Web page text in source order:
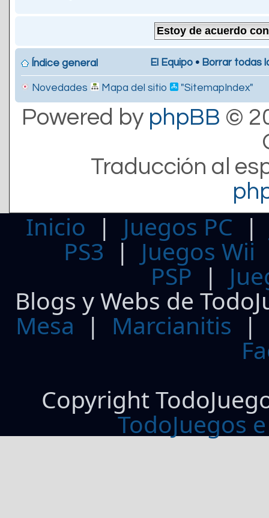
Índice general El Equipo • Borrar todas
Novedades Mapa del sitio "SitemapIndex"
Powered by phpBB ©
Traducción al
Inicio | Juegos PC
PS3| Juegos Wii
PSP |
Blogs y Webs de
Mesa | Marcianitis |
Copyright
TodoJuegos